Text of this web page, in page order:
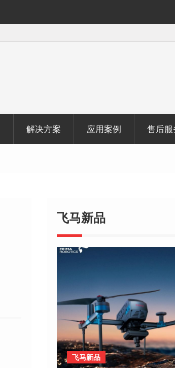
无人机倾斜摄影在制造业信
解决方案 应用案例 售后服
飞马新品
飞马新品